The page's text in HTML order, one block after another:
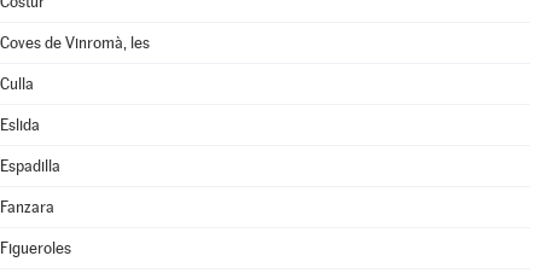
Coves de Vinromà, les
Culla
Eslida
Espadilla
Fanzara
Figueroles